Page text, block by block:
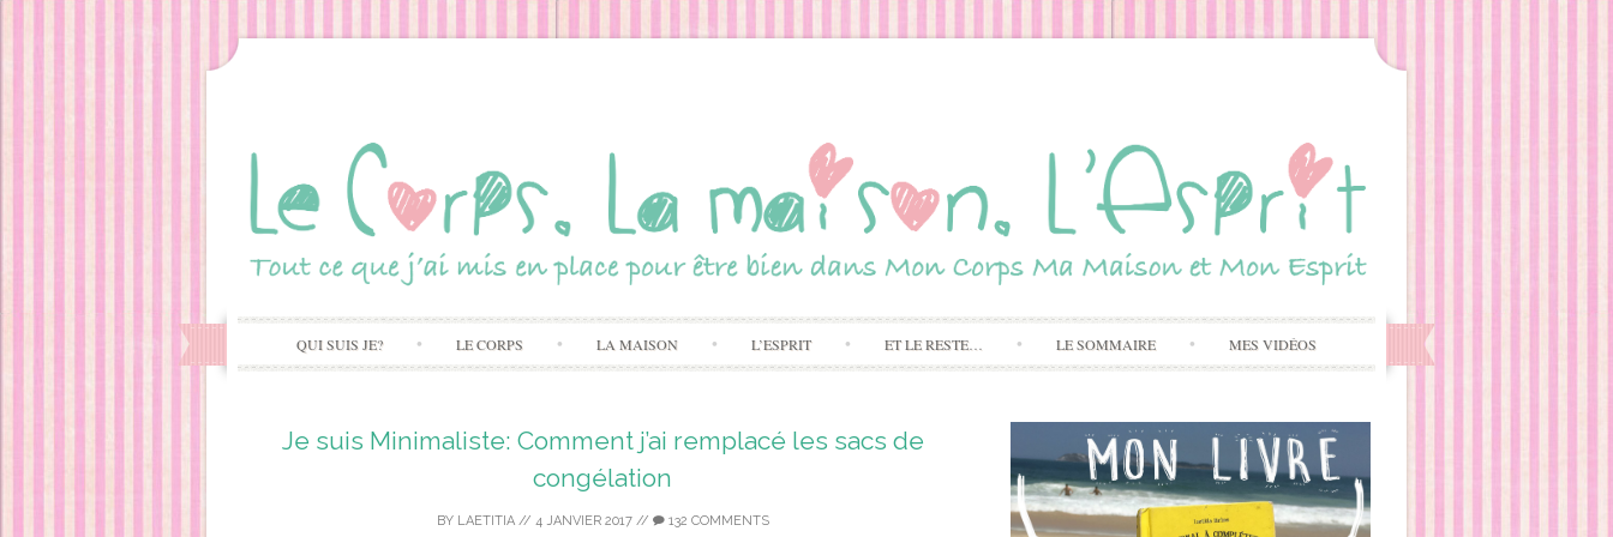
QUI SUIS JE? LE CORPS LA MAISON L’ESPRIT ET LE RESTE… LE SOMMAIRE MES VIDÉOS
Je suis Minimaliste: Comment j’ai remplacé les sacs de
congélation
BY LAETITIA// 4 JANVIER 2017// 132 COMMENTS